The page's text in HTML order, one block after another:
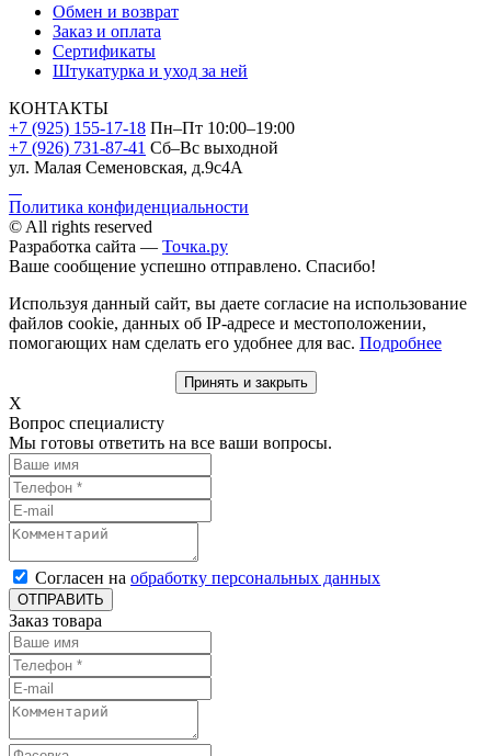
Обмен и возврат
Заказ и оплата
Сертификаты
Штукатурка и уход за ней
КОНТАКТЫ
+7 (925) 155-17-18 Пн–Пт 10:00–19:00
+7 (926) 731-87-41 Сб–Вс выходной
ул. Малая Семеновская, д.9с4А
Политика конфиденциальности
© All rights reserved
Разработка сайта — Точка.ру
Ваше сообщение успешно отправлено. Спасибо!
Используя данный сайт, вы даете согласие на использование
файлов cookie, данных об IP-адресе и местоположении,
помогающих нам сделать его удобнее для вас. Подробнее
Принять и закрыть
X
Вопрос специалисту
Мы готовы ответить на все ваши вопросы.
Согласен на обработку персональных данных
ОТПРАВИТЬ
Заказ товара